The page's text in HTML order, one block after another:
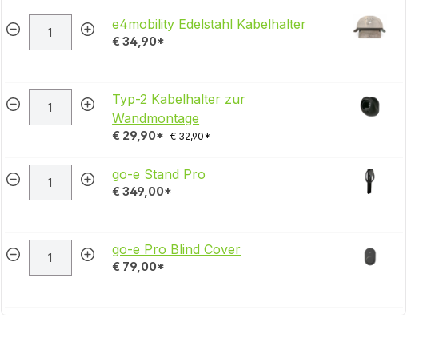
e4mobility Edelstahl Kabelhalter
€ 34,90*
Typ-2 Kabelhalter zur
Wandmontage
€ 29,90* € 32,90*
go-e Stand Pro
€ 349,00*
go-e Pro Blind Cover
€ 79,00*